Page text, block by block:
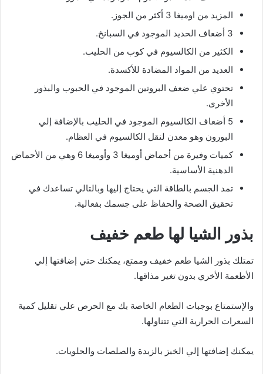
المزيد من اوميغا 3 أكثر من الجوز.
3 أضعاف الحديد الموجود في السبانخ.
الكثير من الكالسيوم في كوب من الحليب.
العديد من المواد المضادة للأكسدة.
تحتوي علي ضعف البروتين الموجود في الحبوب والبذور
الأخرى.
5 أضعاف الكالسيوم الموجود في الحليب بالإضافة إلي
البورون وهو معدن لنقل الكالسيوم في العظام.
كميات وفيرة من أحماض أوميغا 3 وأوميغا 6 وهي من الأحماض
الدهنية الأساسية.
تمد الجسم بالطاقة التي يحتاج إليها وبالتالي تساعدك في
تحقيق الصحة والحفاظ على جسمك بفعالية.
بذور الشيا لها طعم خفيف
تمتلك بذور الشيا طعم خفيف وممتع، يمكنك حتي إضافتها إلي
الأطعمة الأخري بدون تغير مذاقها.
والإستمتاع بوجبات الطعام الخاصة بك مع الحرص علي تقليل كمية
السعرات الحرارية التي تتناولها.
يمكنك إضافتها إلي الخبز بالزبدة والصلصات والحلويات.